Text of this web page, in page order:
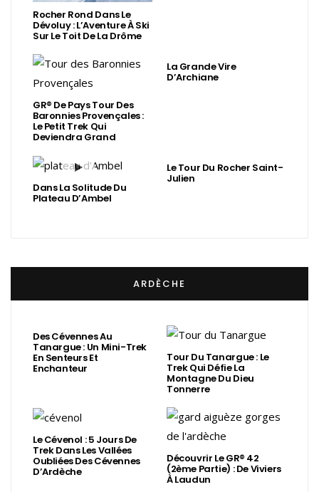
Rocher Rond Dans Le
Dévoluy : L’Aventure À Ski
Sur Le Toit De La Drôme
GR® De Pays Tour Des
Baronnies Provençales :
Le Petit Trek Qui
Deviendra Grand
La Grande Vire
D’Archiane
Dans La Solitude Du
Plateau D’Ambel
Le Tour Du Rocher Saint-
Julien
ARDÈCHE
Des Cévennes Au
Tanargue : Un Mini-Trek
En Senteurs Et
Enchanteur
Tour Du Tanargue : Le
Trek Qui Défie La
Montagne Du Dieu
Tonnerre
Le Cévenol : 5 Jours De
Trek Dans Les Vallées
Oubliées Des Cévennes
D’Ardèche
Découvrir Le GR® 42
(2ème Partie) : De Viviers
À Laudun